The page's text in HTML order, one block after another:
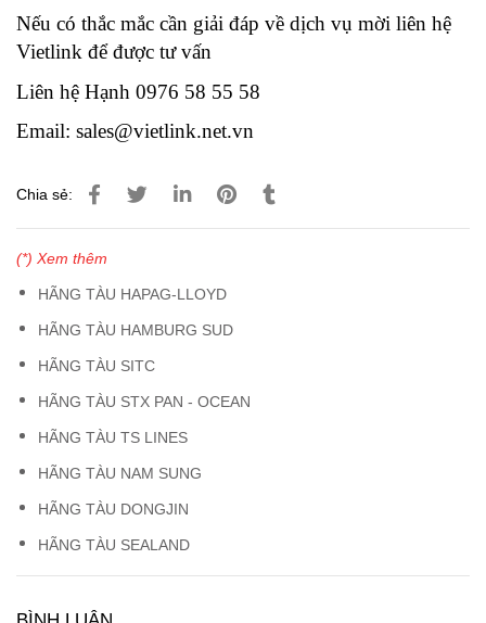
Nếu có thắc mắc cần giải đáp về dịch vụ mời liên hệ
Vietlink để được tư vấn
Liên hệ Hạnh 0976 58 55 58
Email: sales@vietlink.net.vn
Chia sẻ:
(*) Xem thêm
HÃNG TÀU HAPAG-LLOYD
HÃNG TÀU HAMBURG SUD
HÃNG TÀU SITC
HÃNG TÀU STX PAN - OCEAN
HÃNG TÀU TS LINES
HÃNG TÀU NAM SUNG
HÃNG TÀU DONGJIN
HÃNG TÀU SEALAND